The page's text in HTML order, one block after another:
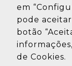
em
pode
botão
de Cookies.